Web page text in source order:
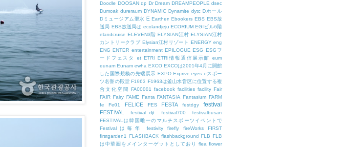
Doodle DOOSAN dp Dr Dream DREAMPEOPLE dsec
Dumoak dureraum DYNAMIC Dynamite dytc Dホール
Dミュージアム聖水 E Earthen Ebookers EBS EBS放
送局 EBS放送局は ecolandjeju ECORIUM EGIビル6階
elandcruise ELEVEN3階 ELYSIAN江村 ELYSIAN江村
カントリークラブ Elysian江村リゾート ENERGY eng
ENG ENTER entertainment EPILOGUE ESG ESGフ
ードフェスタ
et ETRI ETRI情報通信展示館
eum
eunam Eunam ewha EXCO EXCOは2001年4月に開館
した国際規模の先端展示 EXPO Exprive eyes eスポー
ツ名誉の殿堂 F1963 F1963は釜山水営区に位置する複
合文化空間
FA00001 facebook facilities facility Fair
FAIR Fairy FAME Fanta FANTASIA Fantasium FARM
fe
Fe01 FELICE FES FESTA festdgy festival
FESTIVAL festival_djt festival700
festivalbusan
FESTIVALは韓国唯一のマルチスポーツイベントで
Festivalは毎年
festivity firefly fireWorks
FIRST
firstgarden1
FLASHBACK flashbackground FLB FLB
は中華圏をメインターゲットとしており
flea flower